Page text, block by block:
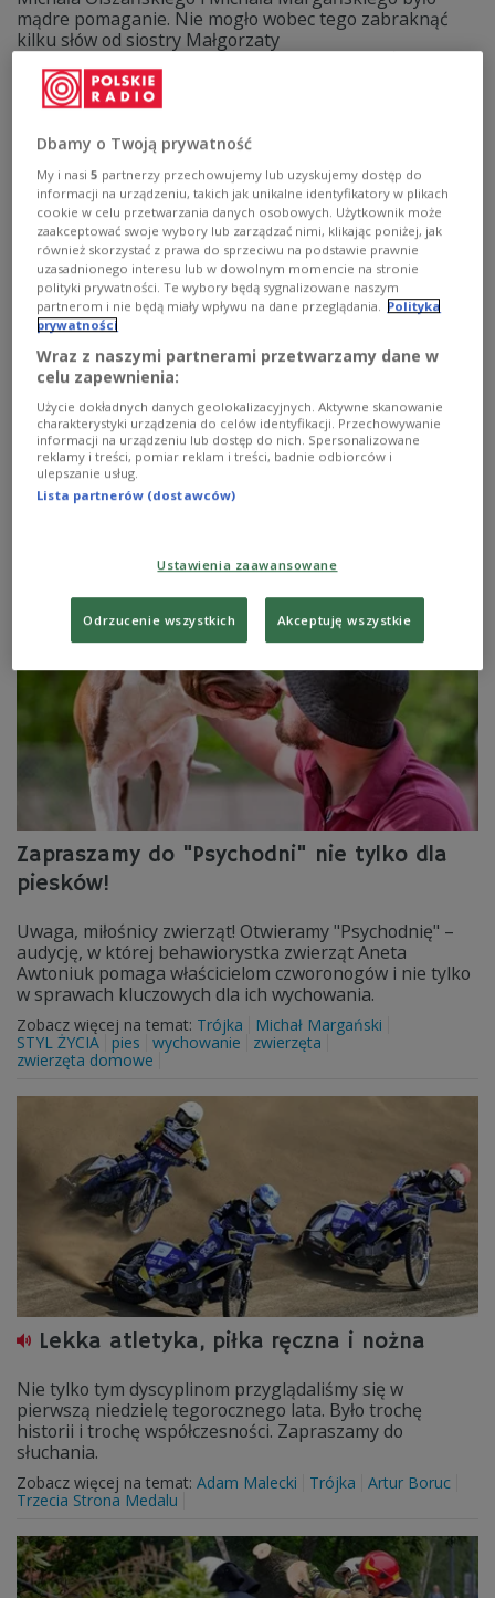
mądre pomaganie. Nie mogło wobec tego zabraknąć
kilku słów od siostry Małgorzaty
Zobacz więcej na temat:
Michał Margański Małgorzata Chmielewska
"Godzina prawdy" – czas podsumowania
Od września 2011 roku niemal w każdy piątek po godz.
12.00 Michał Olszański przeprowadzał na antenie Trójki
długie, często wzruszające, rozmowy z najciekawszymi
osobowościami. Zaproszeni goście opowiadali o swoich
Zobacz więcej na temat:Trójka społeczeństwo
Zapraszamy do "Psychodni" nie tylko dla
piesków!
Uwaga, miłośnicy zwierząt! Otwieramy "Psychodnię" –
audycję, w której behawiorystka zwierząt Aneta
Awtoniuk pomaga właścicielom czworonogów i nie tylko
w sprawach kluczowych dla ich wychowania.
Zobacz więcej na temat: Trójka
Michał Margański
STYL ŻYCIA
pies wychowanie
zwierzęta
zwierzęta domowe
Lekka atletyka, piłka ręczna i nożna
Nie tylko tym dyscyplinom przyglądaliśmy się w
pierwszą niedzielę tegorocznego lata. Było trochę
historii i trochę współczesności. Zapraszamy do
słuchania.
Zobacz więcej na temat: Adam Malecki Trójka
Artur Boruc
Trzecia Strona Medalu
Dbamy o Twoją prywatność
My i nasi5 partnerzy przechowujemy lub uzyskujemy dostęp do
informacji na urządzeniu, takich jak unikalne identyfikatory w plikach
cookie w celu przetwarzania danych osobowych. Użytkownik może
zaakceptować swoje wybory lub zarządzać nimi, klikając poniżej, jak
również skorzystać z prawa do sprzeciwu na podstawie prawnie
uzasadnionego interesu lub w dowolnym momencie na stronie
polityki prywatności. Te wybory będą sygnalizowane naszym
partnerom i nie będą miały wpływu na dane przeglądania.
Polityka
prywatności
Wraz z naszymi partnerami przetwarzamy dane w
celu zapewnienia:
Użycie dokładnych danych geolokalizacyjnych. Aktywne skanowanie
charakterystyki urządzenia do celów identyfikacji. Przechowywanie
informacji na urządzeniu lub dostęp do nich. Spersonalizowane
reklamy i treści, pomiar reklam i treści, badnie odbiorców i
ulepszanie usług.
Lista partnerów (dostawców)
Ustawienia zaawansowane
Odrzucenie wszystkich Akceptuję wszystkie